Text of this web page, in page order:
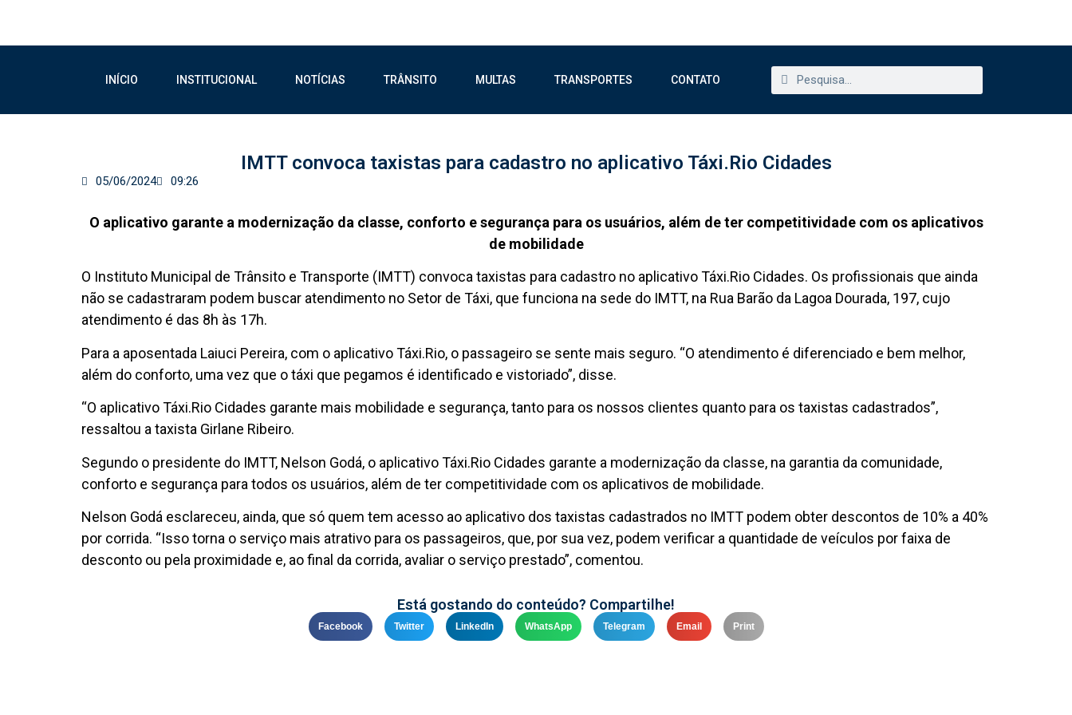
INÍCIO INSTITUCIONAL NOTÍCIAS TRÂNSITO MULTAS TRANSPORTES CONTATO
IMTT convoca taxistas para cadastro no aplicativo Táxi.Rio Cidades
05/06/2024 09:26
O aplicativo garante a modernização da classe, conforto e segurança para os usuários, além de ter competitividade com os aplicativos
de mobilidade
O Instituto Municipal de Trânsito e Transporte (IMTT) convoca taxistas para cadastro no aplicativo Táxi.Rio Cidades. Os profissionais que ainda
não se cadastraram podem buscar atendimento no Setor de Táxi, que funciona na sede do IMTT, na Rua Barão da Lagoa Dourada, 197, cujo
atendimento é das 8h às 17h.
Para a aposentada Laiuci Pereira, com o aplicativo Táxi.Rio, o passageiro se sente mais seguro. “O atendimento é diferenciado e bem melhor,
além do conforto, uma vez que o táxi que pegamos é identificado e vistoriado”, disse.
“O aplicativo Táxi.Rio Cidades garante mais mobilidade e segurança, tanto para os nossos clientes quanto para os taxistas cadastrados”,
ressaltou a taxista Girlane Ribeiro.
Segundo o presidente do IMTT, Nelson Godá, o aplicativo Táxi.Rio Cidades garante a modernização da classe, na garantia da comunidade,
conforto e segurança para todos os usuários, além de ter competitividade com os aplicativos de mobilidade.
Nelson Godá esclareceu, ainda, que só quem tem acesso ao aplicativo dos taxistas cadastrados no IMTT podem obter descontos de 10% a 40%
por corrida. “Isso torna o serviço mais atrativo para os passageiros, que, por sua vez, podem verificar a quantidade de veículos por faixa de
desconto ou pela proximidade e, ao final da corrida, avaliar o serviço prestado”, comentou.
Está gostando do conteúdo? Compartilhe!
Facebook Twitter LinkedIn WhatsApp Telegram Email Print